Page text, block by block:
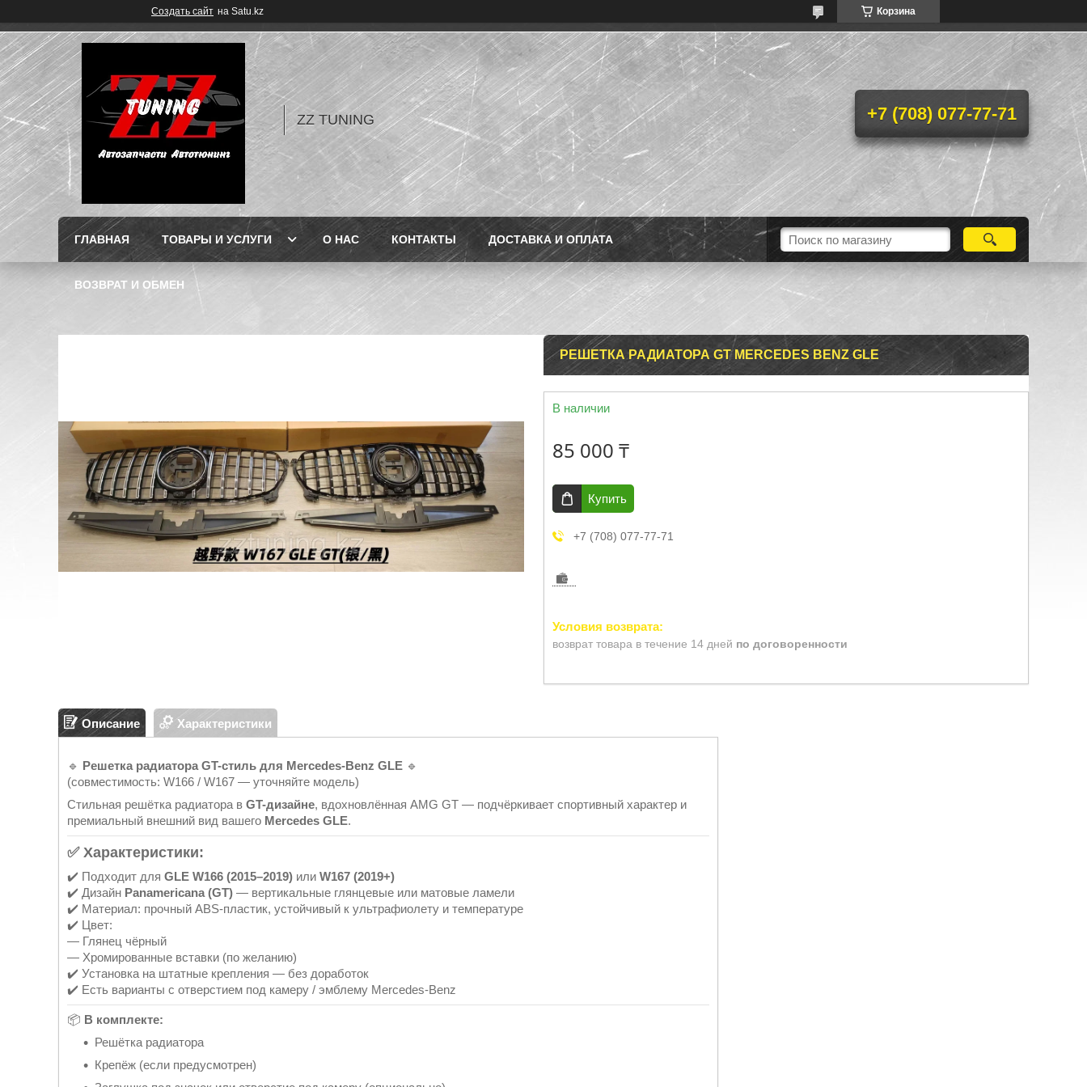
Создать сайт на Satu.kz Корзина
ZZ TUNING +7 (708) 077-77-71
ГЛАВНАЯ ТОВАРЫ И УСЛУГИ О НАС КОНТАКТЫ ДОСТАВКА И ОПЛАТА
ВОЗВРАТ И ОБМЕН
РЕШЕТКА РАДИАТОРА GT MERCEDES BENZ GLE
В наличии
85 000 ₸
Купить
+7 (708) 077-77-71
возврат товара в течение 14 дней по договоренности
Описание Характеристики
🔹 Решетка радиатора GT-стиль для Mercedes-Benz GLE 🔹
(совместимость: W166 / W167 — уточняйте модель)
Стильная решётка радиатора в GT-дизайне, вдохновлённая AMG GT — подчёркивает спортивный характер и
премиальный внешний вид вашего Mercedes GLE.
✅ Характеристики:
✔️ Подходит для GLE W166 (2015–2019) или W167 (2019+)
✔️ Дизайн Panamericana (GT) — вертикальные глянцевые или матовые ламели
✔️ Материал: прочный ABS-пластик, устойчивый к ультрафиолету и температуре
✔️ Цвет:
— Глянец чёрный
— Хромированные вставки (по желанию)
✔️ Установка на штатные крепления — без доработок
✔️ Есть варианты с отверстием под камеру / эмблему Mercedes-Benz
📦 В комплекте:
Решётка радиатора
Крепёж (если предусмотрен)